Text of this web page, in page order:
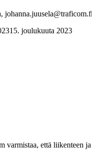
johanna.juusela@traficom.fi
15. joulukuuta 2023
varmistaa, että liikenteen